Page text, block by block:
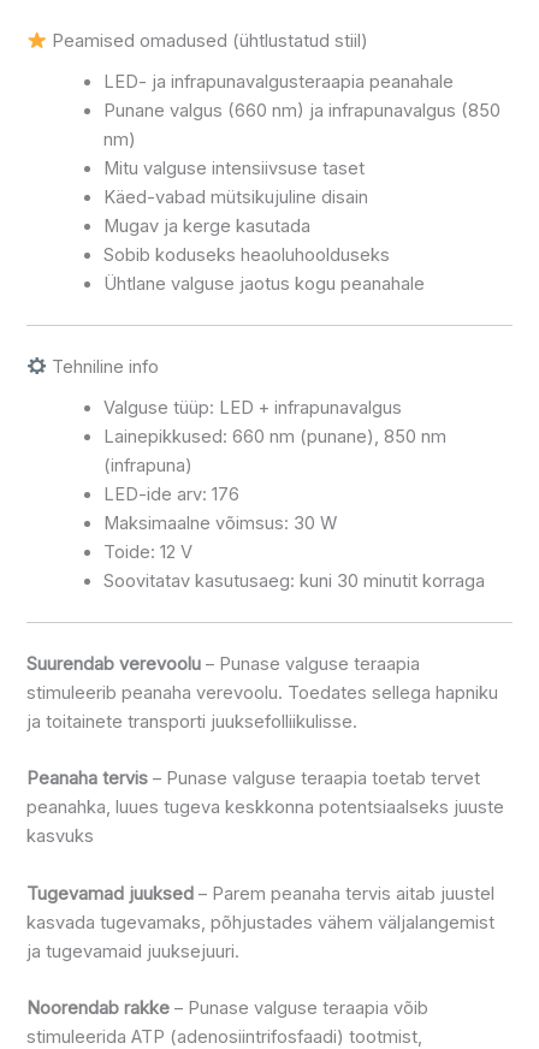
Peamised omadused (ühtlustatud stiil)
LED- ja infrapunavalgusteraapia peanahale
Punane valgus (660 nm) ja infrapunavalgus (850
nm)
Mitu valguse intensiivsuse taset
Käed-vabad mütsikujuline disain
Mugav ja kerge kasutada
Sobib koduseks heaoluhoolduseks
Ühtlane valguse jaotus kogu peanahale
Tehniline info
Valguse tüüp: LED + infrapunavalgus
Lainepikkused: 660 nm (punane), 850 nm
(infrapuna)
LED-ide arv: 176
Maksimaalne võimsus: 30 W
Toide: 12 V
Soovitatav kasutusaeg: kuni 30 minutit korraga
Suurendab verevoolu – Punase valguse teraapia
stimuleerib peanaha verevoolu. Toedates sellega hapniku
ja toitainete transporti juuksefolliikulisse.
Peanaha tervis – Punase valguse teraapia toetab tervet
peanahka, luues tugeva keskkonna potentsiaalseks juuste
kasvuks
Tugevamad juuksed– Parem peanaha tervis aitab juustel
kasvada tugevamaks, põhjustades vähem väljalangemist
ja tugevamaid juuksejuuri.
Noorendab rakke– Punase valguse teraapia võib
stimuleerida ATP (adenosiintrifosfaadi) tootmist,